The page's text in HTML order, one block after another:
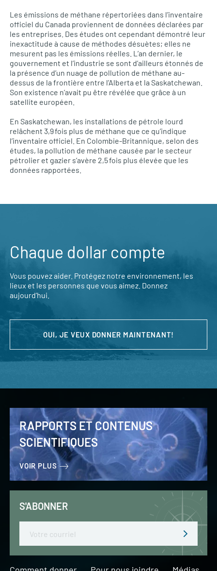
Les émissions de méthane répertoriées dans l’inventaire
officiel du Canada proviennent de données déclarées par
les entreprises. Des études ont cependant démontré leur
inexactitude à cause de méthodes désuètes; elles ne
mesurent pas les émissions réelles. L’an dernier, le
gouvernement et l’industrie se sont d’ailleurs étonnés de
la présence d’un nuage de pollution de méthane au-
dessus de la frontière entre l’Alberta et la Saskatchewan.
Son existence n’avait pu être révélée que grâce à un
satellite européen.
En Saskatchewan, les installations de pétrole lourd
relâchent 3,9 fois plus de méthane que ce qu’indique
l’inventaire officiel. En Colombie-Britannique, selon des
études, la pollution de méthane causée par le secteur
pétrolier et gazier s’avère 2,5 fois plus élevée que les
données rapportées.
Chaque dollar compte
Vous pouvez aider. Protégez notre environnement, les
lieux et les personnes que vous aimez. Donnez
aujourd’hui.
OUI, JE VEUX DONNER MAINTENANT!
RAPPORTS ET CONTENUS
SCIENTIFIQUES
VOIR PLUS
S'ABONNER